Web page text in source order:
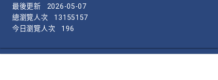
最後更新
2026-05-07
總瀏覽人次
13155157
今日瀏覽人次
196